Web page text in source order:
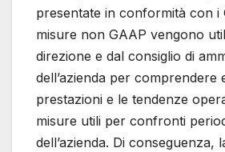
presentate in conformità con i
misure non GAAP vengono
direzione e dal consiglio di
dell’azienda per comprendere
prestazioni e le tendenze
misure utili per confronti
dell’azienda. Di conseguenza,